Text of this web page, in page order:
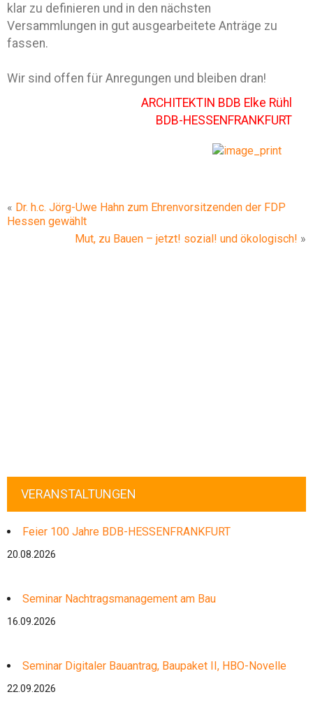
klar zu definieren und in den nächsten
Versammlungen in gut ausgearbeitete Anträge zu
fassen.
Wir sind offen für Anregungen und bleiben dran!
ARCHITEKTIN BDB Elke Rühl
BDB-HESSENFRANKFURT
« Dr. h.c. Jörg-Uwe Hahn zum Ehrenvorsitzenden der FDP
Hessen gewählt
Mut, zu Bauen – jetzt! sozial! und ökologisch! »
VERANSTALTUNGEN
Feier 100 Jahre BDB-HESSENFRANKFURT
20.08.2026
Seminar Nachtragsmanagement am Bau
16.09.2026
Seminar Digitaler Bauantrag, Baupaket II, HBO-Novelle
22.09.2026